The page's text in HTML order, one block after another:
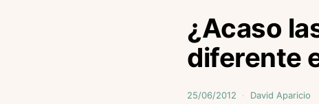
¿Acaso
diferente
25/06/2012 David Aparicio